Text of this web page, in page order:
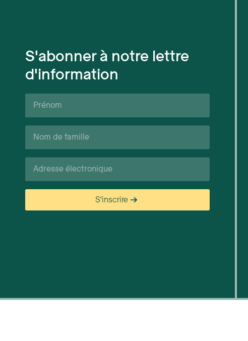
S'abonner à notre lettre
d'information
Prénom*
Nom
de
Courriel*
S'inscrire